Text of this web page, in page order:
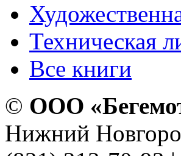
Техническая
Все книги
© ООО
Нижний